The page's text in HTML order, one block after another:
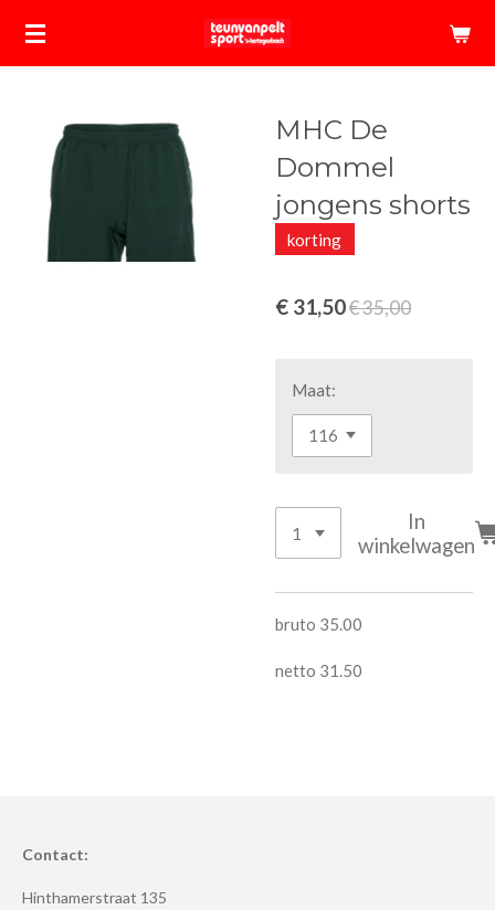
Ga
hoofdinhoud
MHC De
Dommel
jongens shorts
korting
€ 31,50€ 35,00
Maat:
In
winkelwagen
bruto 35.00
netto 31.50
Contact:
Hinthamerstraat 135